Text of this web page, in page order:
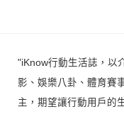
"iKnow行動生活誌，以
影、娛樂八卦、體育賽
主，期望讓行動用戶的